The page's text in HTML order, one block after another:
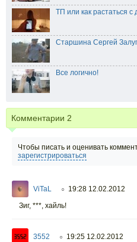
ТП или как растаться
Старшина Сергей
Все логично!
Комментарии 2
Чтобы писать и оценивать
зарегистрироваться
ViTaL ○ 19:28 12.02.2012
Зиг, ***, хайль!
3552 ○ 19:25 12.02.2012